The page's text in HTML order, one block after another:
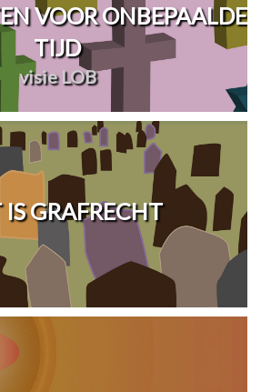
VOOR ONBEPAALDE
TIJD
visie LOB
GRAFRECHT